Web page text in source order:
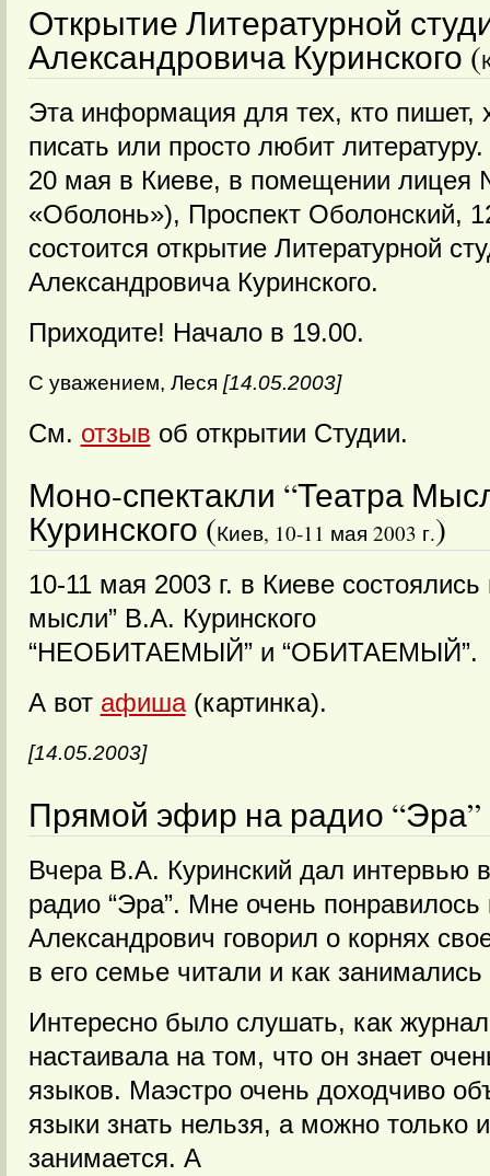
Открытие Литературной
Александровича Куринского (
Эта информация для тех, кто пишет,
писать или просто любит литературу.
20 мая в Киеве, в помещении лицея
«Оболонь»), Проспект Оболонский,
состоится открытие Литературной
Александровича Куринского.
Приходите! Начало в 19.00.
С уважением, Леся [14.05.2003]
См. отзыв об открытии Студии.
Моно-спектакли “Театра
Куринского (Киев, 10-11 мая 2003 г.)
10-11 мая 2003 г. в Киеве состоялись
мысли” В.А. Куринского
“НЕОБИТАЕМЫЙ” и “ОБИТАЕМЫЙ”.
А вот афиша(картинка).
[14.05.2003]
Прямой эфир на радио “Эра”
Вчера В.А. Куринский дал интервью
радио “Эра”. Мне очень понравилось
Александрович говорил о корнях
в его семье читали и как
Интересно было слушать, как
настаивала на том, что он знает
языков. Маэстро очень доходчиво
языки знать нельзя, а можно только
занимается. А